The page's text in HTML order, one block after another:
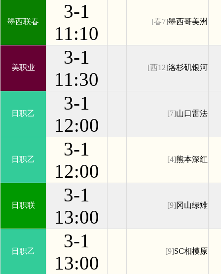
墨西联春
3-1
11:10
[春7]墨西哥美洲
美职业
3-1
11:30
[西12]洛杉矶银河
日职乙
3-1
12:00
[7]山口雷法
日职乙
3-1
12:00
[4]熊本深红
日职联
3-1
13:00
[9]冈山绿雉
日职乙
3-1
13:00
[9]SC相模原